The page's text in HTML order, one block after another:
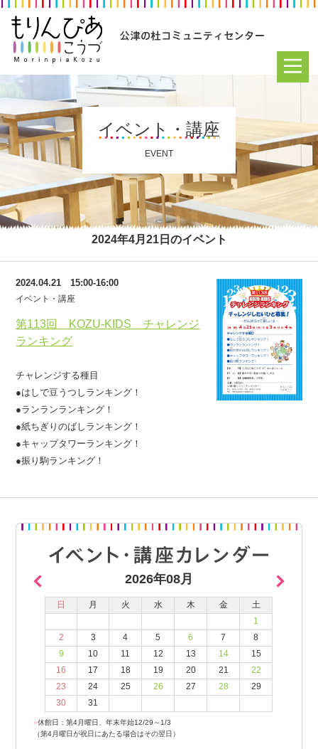
イベント・講座
EVENT
2024年4月21日のイベント
第113回 KOZU-KIDS チャレンジ
ランキング
2024.04.21 15:00-16:00
イベント・講座
チャレンジする種目
●はしで豆うつしランキング！
●ランランランキング！
●紙ちぎりのばしランキング！
●キャップタワーランキング！
●振り駒ランキング！
2026年08月
日 月 火 水 木 金
土
1
2
3 4 5 6 7
8
9
10 11 12 13 14
15
16
17 18 19 20 21
22
23
24 25 26 27 28
29
30
31
●休館日：第4月曜日、年末年始12/29～1/3
（第4月曜日が祝日にあたる場合はその翌日）